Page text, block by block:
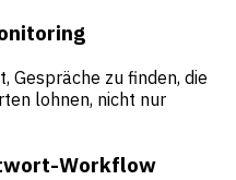
Gespräche zu finden, die
lohnen, nicht nur
Workflow